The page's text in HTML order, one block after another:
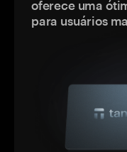
oferece uma
para usuários